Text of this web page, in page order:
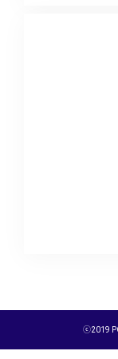
ⓒ2019